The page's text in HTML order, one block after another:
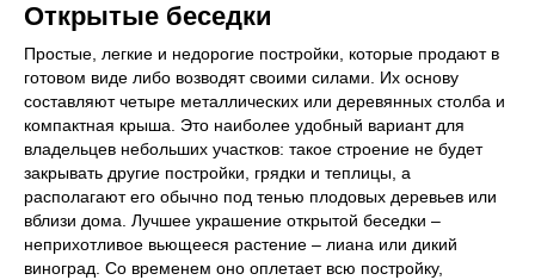
Открытые беседки
Простые, легкие и недорогие постройки, которые продают в
готовом виде либо возводят своими силами. Их основу
составляют четыре металлических или деревянных столба и
компактная крыша. Это наиболее удобный вариант для
владельцев небольших участков: такое строение не будет
закрывать другие постройки, грядки и теплицы, а
располагают его обычно под тенью плодовых деревьев или
вблизи дома. Лучшее украшение открытой беседки –
неприхотливое вьющееся растение – лиана или дикий
виноград. Со временем оно оплетает всю постройку,